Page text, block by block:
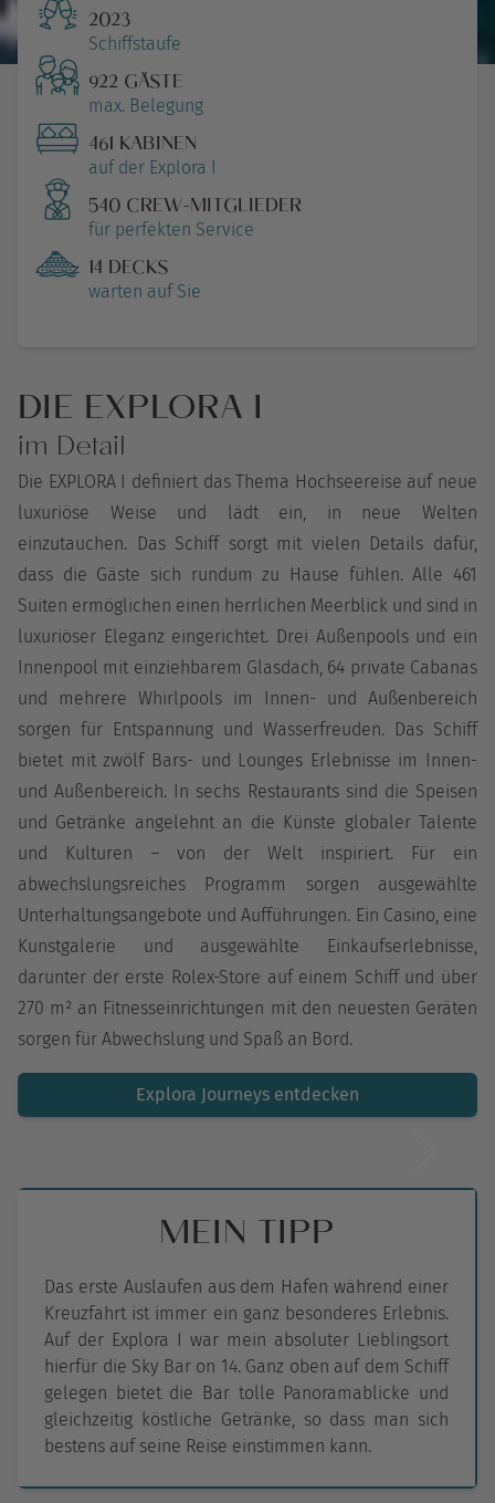
2023
Schiffstaufe
922 GÄSTE
max. Belegung
461 KABINEN
auf der Explora I
540 CREW-MITGLIEDER
für perfekten Service
14 DECKS
warten auf Sie
DIE EXPLORA I
im Detail
Die EXPLORA I definiert das Thema Hochseereise auf neue
luxuriöse Weise und lädt ein, in neue Welten
einzutauchen. Das Schiff sorgt mit vielen Details dafür,
dass die Gäste sich rundum zu Hause fühlen. Alle 461
Suiten ermöglichen einen herrlichen Meerblick und sind in
luxuriöser Eleganz eingerichtet. Drei Außenpools und ein
Innenpool mit einziehbarem Glasdach, 64 private Cabanas
und mehrere Whirlpools im Innen- und Außenbereich
sorgen für Entspannung und Wasserfreuden. Das Schiff
bietet mit zwölf Bars- und Lounges Erlebnisse im Innen-
und Außenbereich. In sechs Restaurants sind die Speisen
und Getränke angelehnt an die Künste globaler Talente
und Kulturen – von der Welt inspiriert. Für ein
abwechslungsreiches Programm sorgen ausgewählte
Unterhaltungsangebote und Aufführungen. Ein Casino, eine
Kunstgalerie und ausgewählte Einkaufserlebnisse,
darunter der erste Rolex-Store auf einem Schiff und über
270 m² an Fitnesseinrichtungen mit den neuesten Geräten
sorgen für Abwechslung und Spaß an Bord.
Explora Journeys entdecken
MEIN TIPP
Das erste Auslaufen aus dem Hafen während einer
Kreuzfahrt ist immer ein ganz besonderes Erlebnis.
Auf der Explora I war mein absoluter Lieblingsort
hierfür die Sky Bar on 14. Ganz oben auf dem Schiff
gelegen bietet die Bar tolle Panoramablicke und
gleichzeitig köstliche Getränke, so dass man sich
bestens auf seine Reise einstimmen kann.